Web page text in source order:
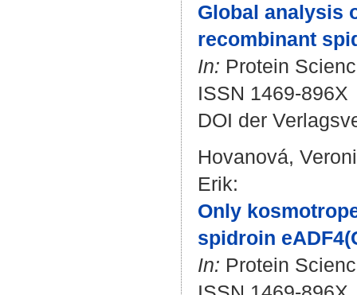
Global analysis
recombinant
In: Protein
ISSN 1469-896X
DOI der
Hovanová,
Erik:
Only
spidroin
In: Protein